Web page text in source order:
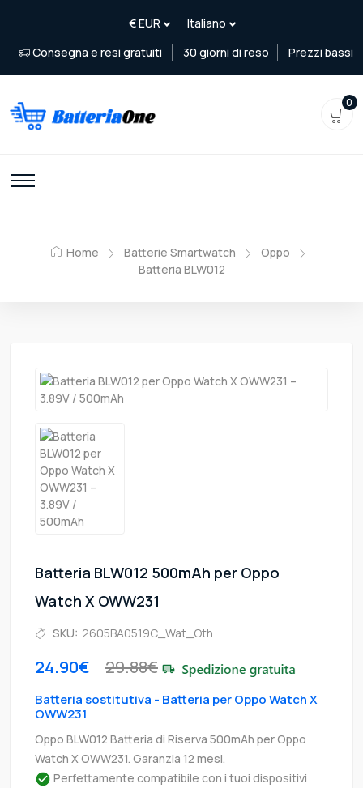
Consegna e resi gratuiti 30 giorni di reso Prezzi bassi
0
Home Batterie Smartwatch
Oppo
Batteria BLW012
Batteria BLW012 500mAh per Oppo
Watch X OWW231
SKU: 2605BA0519C_Wat_Oth
24.90€ 29.88€
Batteria sostitutiva - Batteria per Oppo Watch X
OWW231
Oppo BLW012 Batteria di Riserva 500mAh per Oppo
Watch X OWW231. Garanzia 12 mesi.
Perfettamente compatibile con i tuoi dispositivi